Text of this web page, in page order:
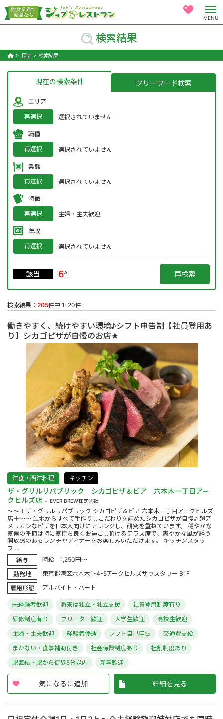
MENU
検索結果
探す 検索結果
現在の検索条件 フリーワード検索
エリア
再選択
選択されていません
職種
再選択
選択されていません
業態
再選択
選択されていません
特徴
再選択
主婦・主夫歓迎
年収
再選択
選択されていません
該当 6件
検索結果： 205件中 1-20件
働きやすく、続けやすい環境♪シフト申告制【社員登用あ
り】シカゴピザが自慢のお店★
洋食・西洋料理 キッチン
ザ・グリルリパブリック シカゴピザ＆ビア 六本木一丁目アー
クヒルズ店
EVER BREW株式会社
～～＋ザ・グリルリパブリック シカゴピザ＆ビア 六本木一丁目アークヒルズ
店＋～～ 生地からすべて手作りしこだわりを詰めたシカゴピザが自慢♪ 超ア
メリカンなピザを日本人向けにアレンジし、研究を重ねています。 穏やかな
気候の季節は特に気持ち良くお過ごし頂けるテラス席で、爽やかな風が誘う
開放感のあるランチやディナーをお楽しみいただけます。 キッチンスタッ
フ....
給与
時給 1,250円～
勤務地
東京都港区六本木1-4-5アークヒルズサウスタワー B1F
雇用形態
アルバイト・パート
未経験者歓迎 将来は独立・独立支援
社員登用制度有り
研修制度有り
フリーター歓迎 大学生歓迎
高校生歓迎
主婦・主夫歓迎
経験者優遇 シフト自己申告
交通費支給
まかない・食事補助付き
社会保険制度あり
社割制度あり
駅直結・駅から徒歩5分以内
新卒歓迎
気になるに追加 詳細を見る